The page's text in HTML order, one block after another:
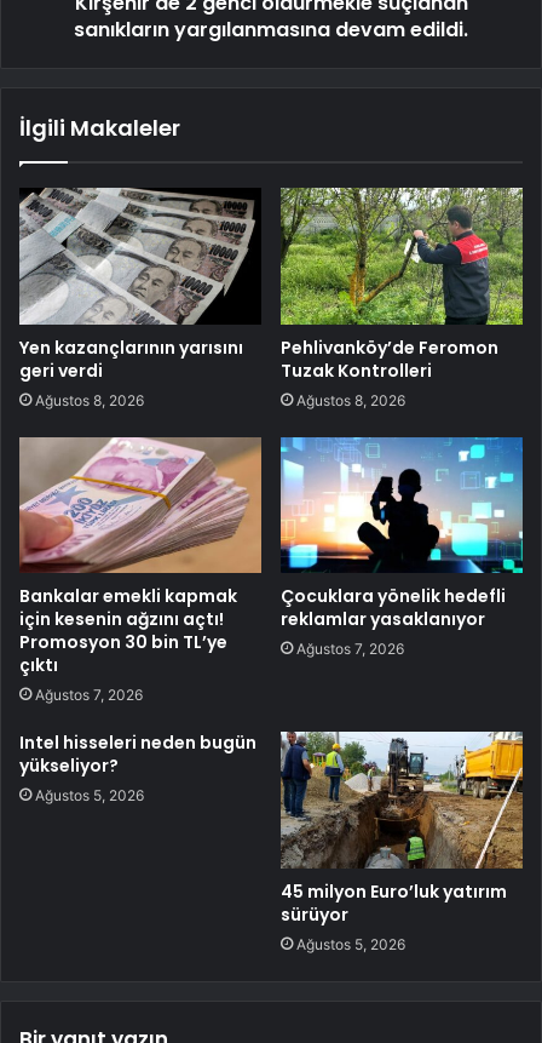
sanıkların yargılanmasına devam edildi.
İlgili Makaleler
Yen kazançlarının yarısını
geri verdi
Ağustos 8, 2026
Pehlivanköy’de Feromon
Tuzak Kontrolleri
Ağustos 8, 2026
Bankalar emekli kapmak
için kesenin ağzını açtı!
Promosyon 30 bin TL’ye
çıktı
Ağustos 7, 2026
Çocuklara yönelik hedefli
reklamlar yasaklanıyor
Ağustos 7, 2026
Intel hisseleri neden bugün
yükseliyor?
Ağustos 5, 2026
45 milyon Euro’luk yatırım
sürüyor
Ağustos 5, 2026